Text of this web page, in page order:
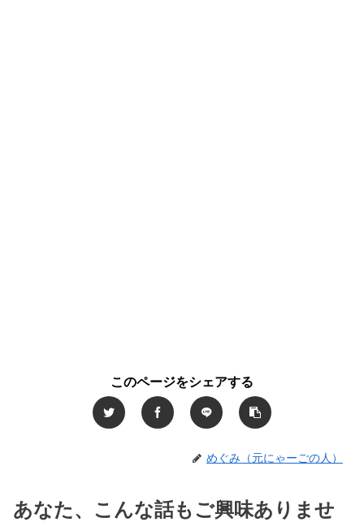
このページをシェアする
めぐみ（元にゃーごの人）
あなた、こんな話もご興味ありませ